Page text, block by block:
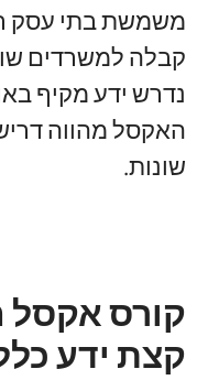
משמשת בתי עסק
קבלה למשרדים
נדרש ידע מקיף
האקסל מהווה
שונות.
קורס אקסל
קצת ידע